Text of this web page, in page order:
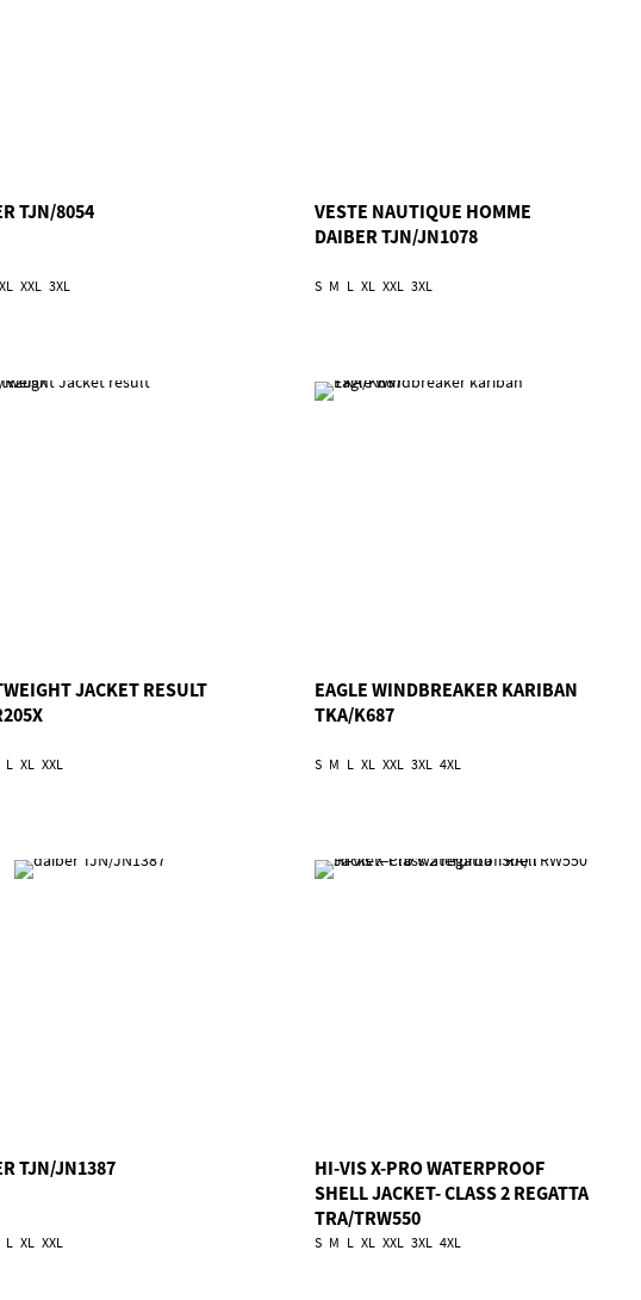
TJN/8054
XL XXL 3XL
VESTE NAUTIQUE HOMME
DAIBER TJN/JN1078
S M L XL XXL 3XL
JACKET RESULT
L XL XXL
EAGLE WINDBREAKER KARIBAN
TKA/K687
S M L XL XXL 3XL 4XL
TJN/JN1387
L XL XXL
HI-VIS X-PRO WATERPROOF
SHELL JACKET- CLASS 2 REGATTA
TRA/TRW550
S M L XL XXL 3XL 4XL